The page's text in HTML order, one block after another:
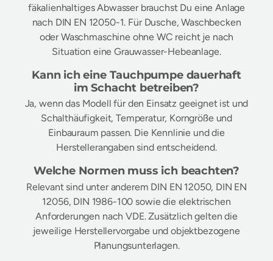
fäkalienhaltiges Abwasser brauchst Du eine Anlage
nach DIN EN 12050-1. Für Dusche, Waschbecken
oder Waschmaschine ohne WC reicht je nach
Situation eine Grauwasser-Hebeanlage.
Kann ich eine Tauchpumpe dauerhaft
im Schacht betreiben?
Ja, wenn das Modell für den Einsatz geeignet ist und
Schalthäufigkeit, Temperatur, Korngröße und
Einbauraum passen. Die Kennlinie und die
Herstellerangaben sind entscheidend.
Welche Normen muss ich beachten?
Relevant sind unter anderem DIN EN 12050, DIN EN
12056, DIN 1986-100 sowie die elektrischen
Anforderungen nach VDE. Zusätzlich gelten die
jeweilige Herstellervorgabe und objektbezogene
Planungsunterlagen.